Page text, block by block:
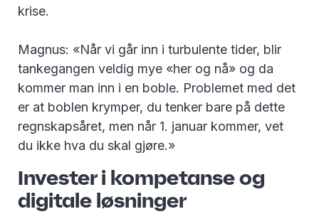
krise.
Magnus: «Når vi går inn i turbulente tider, blir
tankegangen veldig mye «her og nå» og da
kommer man inn i en boble. Problemet med det
er at boblen krymper, du tenker bare på dette
regnskapsåret, men når 1. januar kommer, vet
du ikke hva du skal gjøre.»
Invester i kompetanse og
digitale løsninger